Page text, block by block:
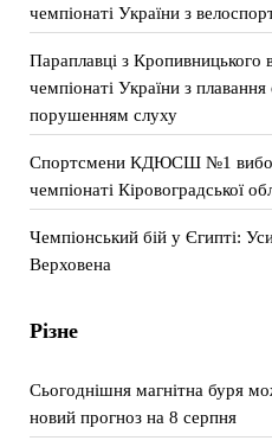
чемпіонаті України з
Параплавці з Кропивницького
чемпіонаті України з
порушенням слуху
Спортсмени КДЮСШ №1
чемпіонаті Кіровоградської
Чемпіонський бій у Єгипті:
Верховена
Різне
Сьогоднішня магнітна буря
новий прогноз на 8 серпня